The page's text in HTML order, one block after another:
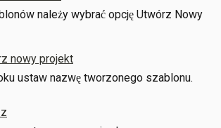
należy wybrać opcję Utwórz Nowy
ustaw nazwę tworzonego szablonu.